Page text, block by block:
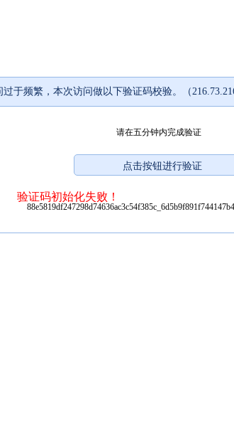
过于频繁，本次访问做以下验证码校验。（
请在五分钟内完成验证
验证码初始化失败！